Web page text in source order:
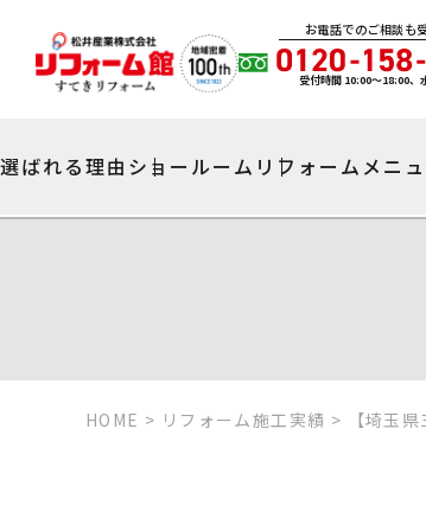
お電話でのご相談も
受付時間 10:00〜18:00、
選ばれる理由 ショールーム リフォームメニ
HOME > リフォーム施工実績 > 【埼玉